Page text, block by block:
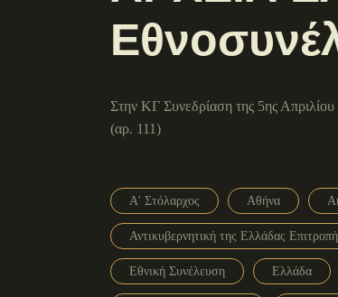
Στην ΚΓ Συνεδρίαση της 5ης
(αρ. 111)
Α' Στόλαρχος Αθήνα
Αντικυβερνητική της Ελλάδας Επιτροπή
Εθνική Συνέλευση Ελλάδα